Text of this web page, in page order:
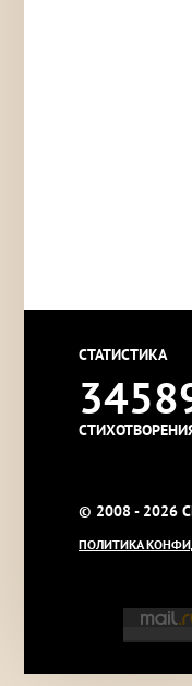
СТАТИСТИКА
© 2008 - 2026
ПОЛИТИКА